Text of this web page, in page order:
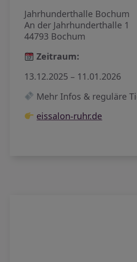
Jahrhunderthalle Bochum
An der Jahrhunderthalle 1
44793 Bochum
Zeitraum:
13.12.2025 – 11.01.2026
Mehr Infos & reguläre
eissalon-ruhr.de